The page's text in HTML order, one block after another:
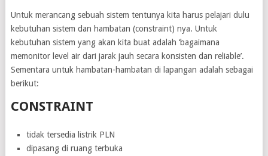
Untuk merancang sebuah sistem tentunya kita harus pelajari dulu
kebutuhan sistem dan hambatan (constraint) nya. Untuk
kebutuhan sistem yang akan kita buat adalah ‘bagaimana
memonitor level air dari jarak jauh secara konsisten dan reliable’.
Sementara untuk hambatan-hambatan di lapangan adalah sebagai
berikut:
CONSTRAINT
tidak tersedia listrik PLN
dipasang di ruang terbuka